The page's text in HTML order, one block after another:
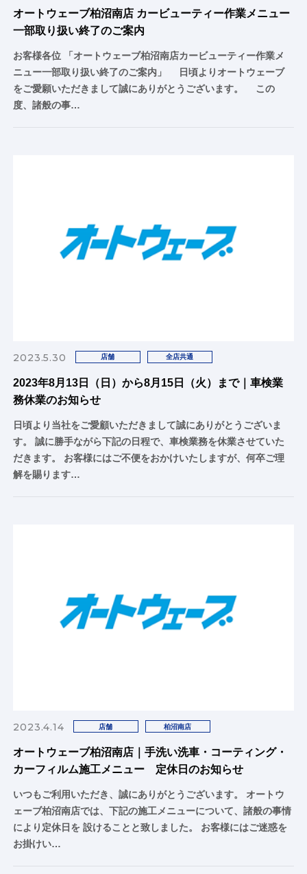
オートウェーブ柏沼南店 カービューティー作業メニュー
一部取り扱い終了のご案内
お客様各位 「オートウェーブ柏沼南店カービューティー作業メ
ニュー一部取り扱い終了のご案内」 日頃よりオートウェーブ
をご愛願いただきまして誠にありがとうございます。 この
度、諸般の事…
2023.5.30 店舗 全店共通
2023年8月13日（日）から8月15日（火）まで｜車検業
務休業のお知らせ
日頃より当社をご愛顧いただきまして誠にありがとうございま
す。 誠に勝手ながら下記の日程で、車検業務を休業させていた
だきます。 お客様にはご不便をおかけいたしますが、何卒ご理
解を賜ります…
2023.4.14 店舗 柏沼南店
オートウェーブ柏沼南店｜手洗い洗車・コーティング・
カーフィルム施工メニュー 定休日のお知らせ
いつもご利用いただき、誠にありがとうございます。 オートウ
ェーブ柏沼南店では、下記の施工メニューについて、諸般の事情
により定休日を 設けることと致しました。 お客様にはご迷惑を
お掛けい…